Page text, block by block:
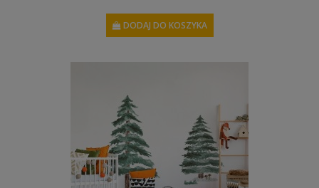
DODAJ DO KOSZYKA